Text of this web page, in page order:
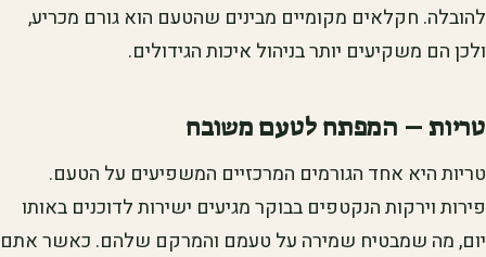
להובלה. חקלאים מקומיים מבינים שהטעם הוא גורם מכריע,
ולכן הם משקיעים יותר בניהול איכות הגידולים.
טריות – המפתח לטעם משובח
טריות היא אחד הגורמים המרכזיים המשפיעים על הטעם.
פירות וירקות הנקטפים בבוקר מגיעים ישירות לדוכנים באותו
יום, מה שמבטיח שמירה על טעמם והמרקם שלהם. כאשר אתם